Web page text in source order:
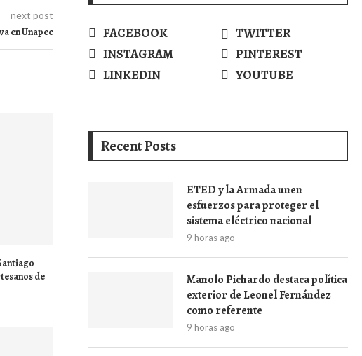
next post
en Unapec
de
FACEBOOK
TWITTER
INSTAGRAM
PINTEREST
LINKEDIN
YOUTUBE
Recent Posts
ETED y la Armada unen
esfuerzos para proteger el
sistema eléctrico nacional
9 horas ago
Manolo Pichardo destaca política
exterior de Leonel Fernández
como referente
9 horas ago